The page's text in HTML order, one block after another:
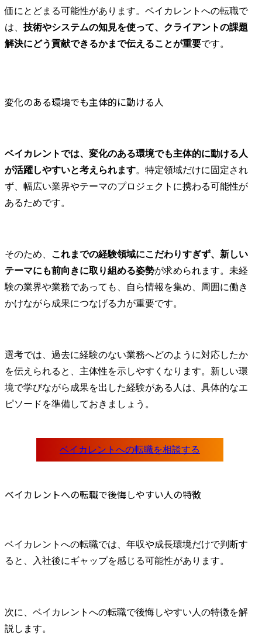
価にとどまる可能性があります。ベイカレントへの転職で
は、 技術やシステムの知見を使って、クライアントの課題
解決にどう貢献できるかまで伝えることが重要です。
変化のある環境でも主体的に動ける人
ベイカレントでは、変化のある環境でも主体的に動ける人
が活躍しやすいと考えられます。特定領域だけに固定され
ず、幅広い業界やテーマのプロジェクトに携わる可能性が
あるためです。
そのため、 これまでの経験領域にこだわりすぎず、新しい
テーマにも前向きに取り組める姿勢が求められます。未経
験の業界や業務であっても、自ら情報を集め、周囲に働き
かけながら成果につなげる力が重要です。
選考では、過去に経験のない業務へどのように対応したか
を伝えられると、主体性を示しやすくなります。新しい環
境で学びながら成果を出した経験がある人は、具体的なエ
ピソードを準備しておきましょう。
ベイカレントへの転職で後悔しやすい人の特徴
ベイカレントへの転職では、年収や成長環境だけで判断す
ると、入社後にギャップを感じる可能性があります。
次に、ベイカレントへの転職で後悔しやすい人の特徴を解
説します。